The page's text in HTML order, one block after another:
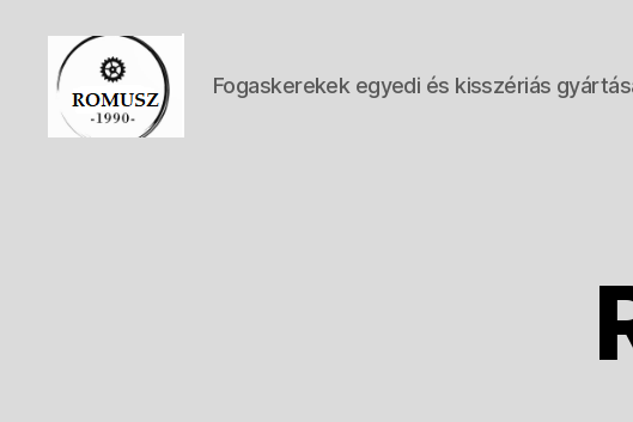
Fogaskerekek egyedi és kisszériás